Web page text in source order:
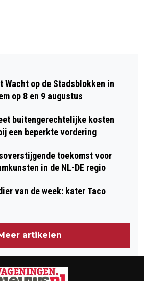
WARMTE, FIKSE
PLAATSELIJK
PARTICULIEREN
ZELF GAAN OPSLAAN
Wacht op de Stadsblokken in
op 8 en 9 augustus
buitengerechtelijke kosten
een beperkte vordering
toekomst voor
in de NL-DE regio
van de week: kater Taco
artikelen